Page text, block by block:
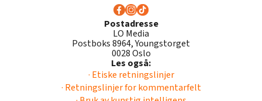
Postadresse
LO Media
Postboks 8964, Youngstorget
0028 Oslo
Les også:
· Etiske retningslinjer
· Retningslinjer for kommentarfelt